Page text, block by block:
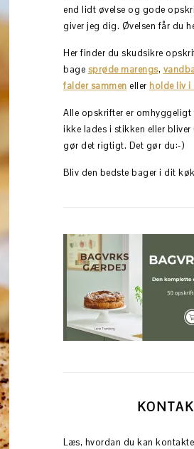
end lidt øvelse og gode
giver jeg dig. Øvelsen får du
Her finder du skudsikre
bage sprøde marengs,
falder sammen eller holde liv i
Alle opskrifter er omhyggeligt
ikke lades i stikken eller
gør det rigtigt. Det gør du:-)
Bliv den bedste bager i dit
Læs, hvordan du kan